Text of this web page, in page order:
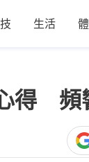
生活
得 頻